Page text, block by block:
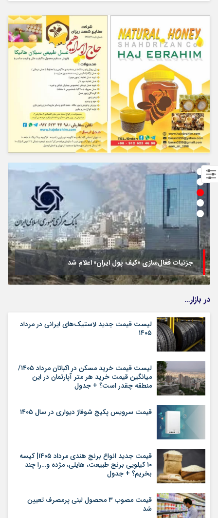
جزئیات فعال‌سازی «کیف پول ایران» اعلام شد
در بازار…
لیست قیمت جدید لاستیک‌های ایرانی در مرداد
۱۴۰۵
لیست قیمت خرید مسکن در اکباتان مرداد ۱۴۰۵/
میانگین قیمت خرید هر متر آپارتمان در این
منطقه چقدر است؟ + جدول
قیمت سرویس پکیج شوفاژ دیواری در سال ۱۴۰۵
قیمت جدید انواع برنج هندی مرداد ۱۴۰۵| کیسه
۱۰ کیلویی برنج طبیعت، هایلی، مژده و…را چند
بخریم؟ + جدول
قیمت مصوب ۳ محصول لبنی پرمصرف تعیین
شد